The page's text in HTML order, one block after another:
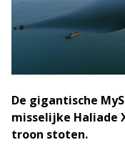
De gigantische
misselijke Haliade
troon stoten.